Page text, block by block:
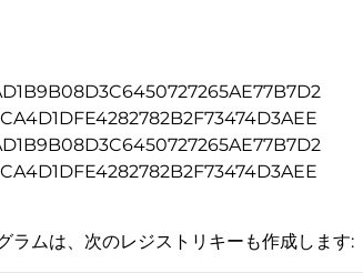
ラムは、次のレジストリキーも作成します: